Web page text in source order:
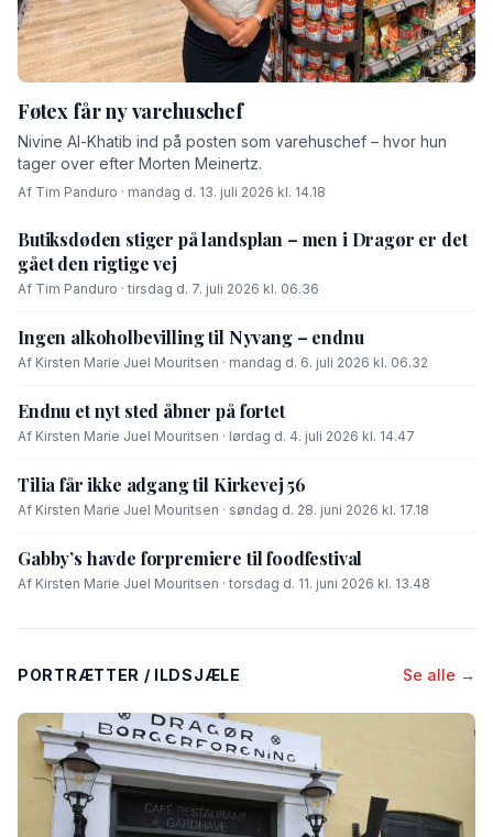
Føtex får ny varehuschef
Nivine Al-Khatib ind på posten som varehuschef – hvor hun
tager over efter Morten Meinertz.
Af Tim Panduro · mandag d. 13. juli 2026 kl. 14.18
Butiksdøden stiger på landsplan – men i Dragør er det
gået den rigtige vej
Af Tim Panduro · tirsdag d. 7. juli 2026 kl. 06.36
Ingen alkoholbevilling til Nyvang – endnu
Af Kirsten Marie Juel Mouritsen · mandag d. 6. juli 2026 kl. 06.32
Endnu et nyt sted åbner på fortet
Af Kirsten Marie Juel Mouritsen · lørdag d. 4. juli 2026 kl. 14.47
Tilia får ikke adgang til Kirkevej 56
Af Kirsten Marie Juel Mouritsen · søndag d. 28. juni 2026 kl. 17.18
Gabby’s havde forpremiere til foodfestival
Af Kirsten Marie Juel Mouritsen · torsdag d. 11. juni 2026 kl. 13.48
PORTRÆTTER / ILDSJÆLE Se alle →